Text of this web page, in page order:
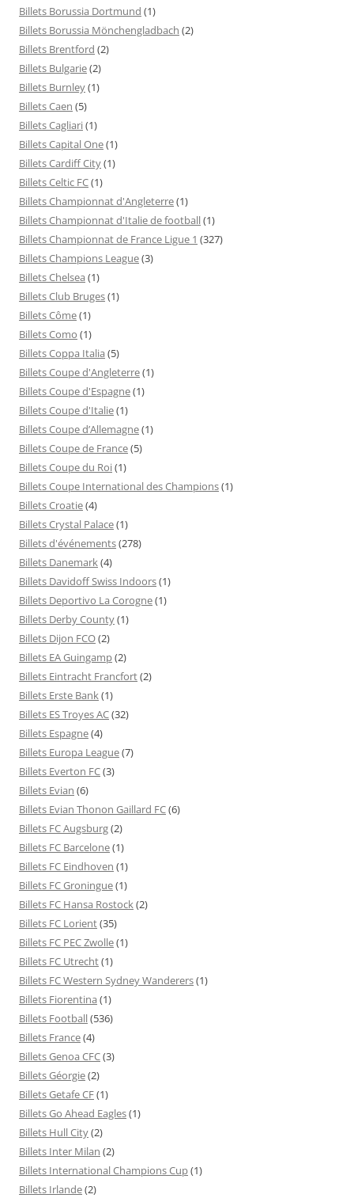
Billets Borussia Dortmund (1)
Billets Borussia Mönchengladbach (2)
Billets Brentford (2)
Billets Bulgarie(2)
Billets Burnley(1)
Billets Caen (5)
Billets Cagliari(1)
Billets Capital One(1)
Billets Cardiff City(1)
Billets Celtic FC(1)
Billets Championnat d'Angleterre(1)
Billets Championnat d'Italie de football(1)
Billets Championnat de France Ligue 1 (327)
Billets Champions League(3)
Billets Chelsea (1)
Billets Club Bruges(1)
Billets Côme(1)
Billets Como (1)
Billets Coppa Italia (5)
Billets Coupe d'Angleterre(1)
Billets Coupe d'Espagne(1)
Billets Coupe d'Italie(1)
Billets Coupe d’Allemagne(1)
Billets Coupe de France(5)
Billets Coupe du Roi(1)
Billets Coupe International des Champions(1)
Billets Croatie(4)
Billets Crystal Palace(1)
Billets d'événements(278)
Billets Danemark(4)
Billets Davidoff Swiss Indoors(1)
Billets Deportivo La Corogne(1)
Billets Derby County(1)
Billets Dijon FCO(2)
Billets EA Guingamp(2)
Billets Eintracht Francfort(2)
Billets Erste Bank(1)
Billets ES Troyes AC(32)
Billets Espagne(4)
Billets Europa League(7)
Billets Everton FC(3)
Billets Evian (6)
Billets Evian Thonon Gaillard FC(6)
Billets FC Augsburg(2)
Billets FC Barcelone(1)
Billets FC Eindhoven (1)
Billets FC Groningue(1)
Billets FC Hansa Rostock(2)
Billets FC Lorient(35)
Billets FC PEC Zwolle(1)
Billets FC Utrecht(1)
Billets FC Western Sydney Wanderers(1)
Billets Fiorentina (1)
Billets Football(536)
Billets France(4)
Billets Genoa CFC(3)
Billets Géorgie(2)
Billets Getafe CF(1)
Billets Go Ahead Eagles(1)
Billets Hull City(2)
Billets Inter Milan (2)
Billets International Champions Cup(1)
Billets Irlande(2)